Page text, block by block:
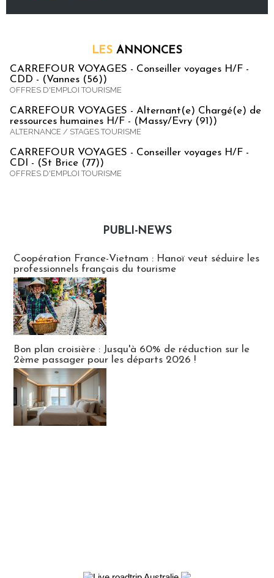
LES ANNONCES
CARREFOUR VOYAGES - Conseiller voyages H/F -
CDD - (Vannes (56))
OFFRES D'EMPLOI TOURISME
CARREFOUR VOYAGES - Alternant(e) Chargé(e) de
ressources humaines H/F - (Massy/Evry (91))
ALTERNANCE / STAGES TOURISME
CARREFOUR VOYAGES - Conseiller voyages H/F -
CDI - (St Brice (77))
OFFRES D'EMPLOI TOURISME
PUBLI-NEWS
Coopération France-Vietnam : Hanoï veut séduire les
professionnels français du tourisme
Bon plan croisière : Jusqu'à 60% de réduction sur le
2ème passager pour les départs 2026 !